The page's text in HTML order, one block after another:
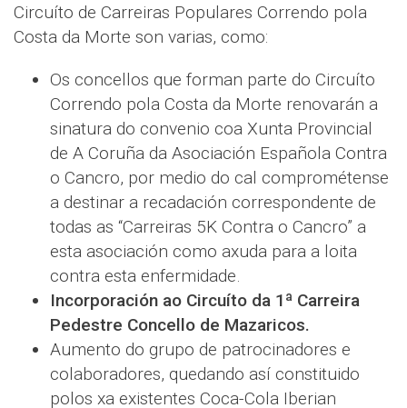
Circuíto de Carreiras Populares Correndo pola
Costa da Morte son varias, como:
Os concellos que forman parte do Circuíto
Correndo pola Costa da Morte renovarán a
sinatura do convenio coa Xunta Provincial
de A Coruña da Asociación Española Contra
o Cancro, por medio do cal comprométense
a destinar a recadación correspondente de
todas as “Carreiras 5K Contra o Cancro” a
esta asociación como axuda para a loita
contra esta enfermidade.
Incorporación ao Circuíto da 1ª Carreira
Pedestre Concello de Mazaricos.
Aumento do grupo de patrocinadores e
colaboradores, quedando así constituido
polos xa existentes Coca-Cola Iberian